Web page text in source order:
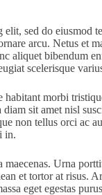
sed do
arcu. Netus et
aliquet bibendum
scelerisque
morbi
diam sit amet nisl
non tellus orci ac
in.
Urna
et tortor at risus.
eget egestas